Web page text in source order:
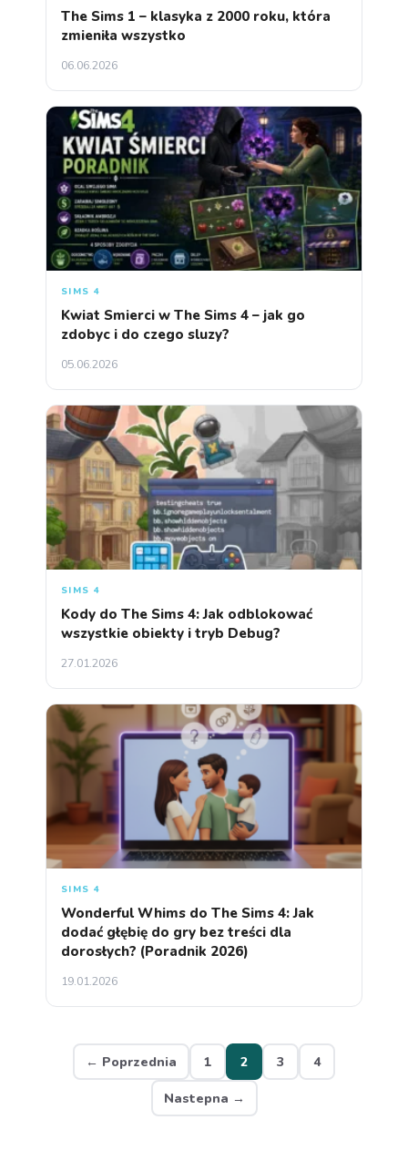
The Sims 1 – klasyka z 2000 roku, która
zmieniła wszystko
06.06.2026
SIMS 4
Kwiat Smierci w The Sims 4 – jak go
zdobyc i do czego sluzy?
05.06.2026
SIMS 4
Kody do The Sims 4: Jak odblokować
wszystkie obiekty i tryb Debug?
27.01.2026
SIMS 4
Wonderful Whims do The Sims 4: Jak
dodać głębię do gry bez treści dla
dorosłych? (Poradnik 2026)
19.01.2026
← Poprzednia 1 2 3 4
Nastepna →